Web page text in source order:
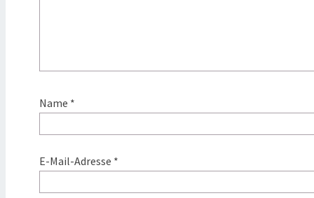
Name *
E-Mail-Adresse *